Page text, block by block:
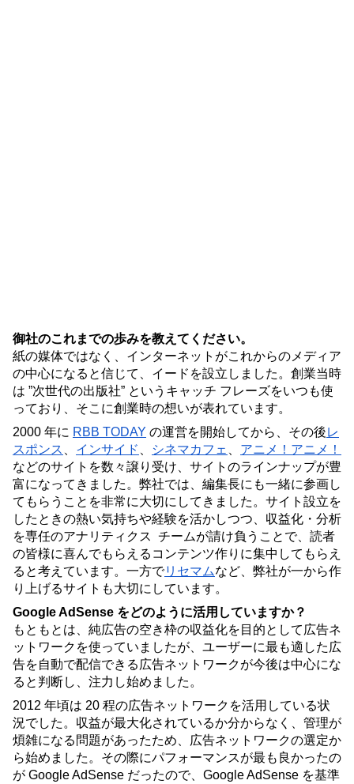
御社のこれまでの歩みを教えてください。
紙の媒体ではなく、インターネットがこれからのメディア
の中心になると信じて、イードを設立しました。創業当時
は ”次世代の出版社” というキャッチ フレーズをいつも使
っており、そこに創業時の想いが表れています。
2000 年に RBB TODAY の運営を開始してから、その後レ
スポンス
インサイド シネマカフェ
アニメ！アニメ！
などのサイトを数々譲り受け、サイトのラインナップが豊
富になってきました。弊社では、編集長にも一緒に参画し
てもらうことを非常に大切にしてきました。サイト設立を
したときの熱い気持ちや経験を活かしつつ、収益化・分析
を専任のアナリティクス  チームが請け負うことで、読者
の皆様に喜んでもらえるコンテンツ作りに集中してもらえ
ると考えています。一方でリセマムなど、弊社が一から作
り上げるサイトも大切にしています。
Google AdSense をどのように活用していますか？
もともとは、純広告の空き枠の収益化を目的として広告ネ
ットワークを使っていましたが、ユーザーに最も適した広
告を自動で配信できる広告ネットワークが今後は中心にな
ると判断し、注力し始めました。
2012 年頃は 20 程の広告ネットワークを活用している状
況でした。収益が最大化されているか分からなく、管理が
煩雑になる問題があったため、広告ネットワークの選定か
ら始めました。その際にパフォーマンスが最も良かったの
が Google AdSense だったので、Google AdSense を基準